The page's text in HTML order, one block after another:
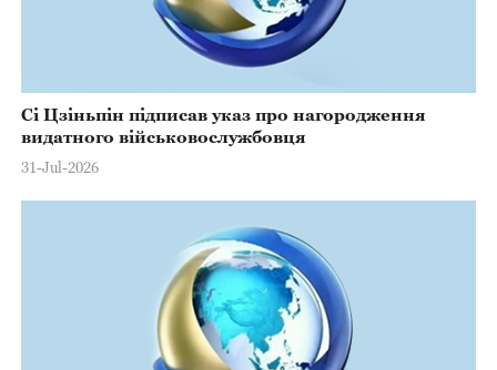
Сі Цзіньпін підписав указ про нагородження
видатного військовослужбовця
31-Jul-2026